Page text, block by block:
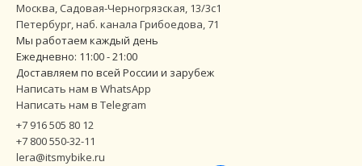
Москва, Садовая-Черногрязская, 13/3с1
Петербург,наб. канала Грибоедова, 71
Мы работаем каждый день
Ежедневно: 11:00 - 21:00
Доставляем по всей России и зарубеж
Написать нам в WhatsApp
Написать нам в Telegram
+7 916 505 80 12
+7 800 550-32-11
lera@itsmybike.ru